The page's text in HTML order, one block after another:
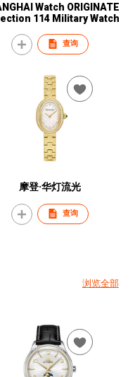
Watch ORIGINATE
114 Military Watch
查询
摩登·华灯流光
查询
浏览全部